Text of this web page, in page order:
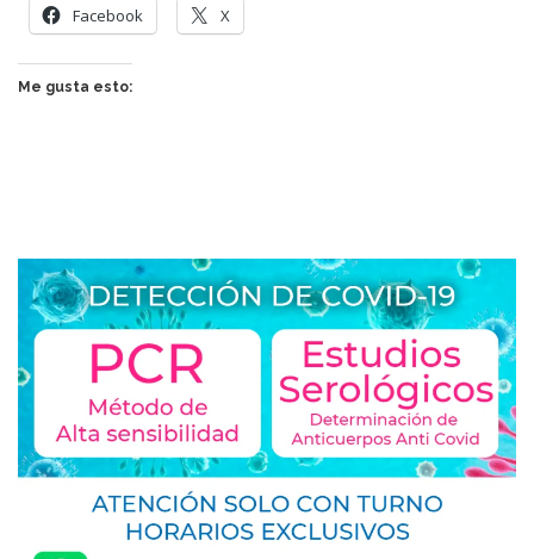
Facebook X
Me gusta esto: